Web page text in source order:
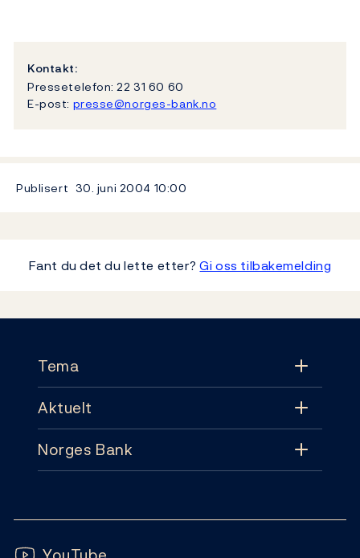
Kontakt:
Pressetelefon: 22 31 60 60
E-post: presse@norges-bank.no
Publisert 30. juni 2004 10:00
Fant du det du lette etter?Gi oss tilbakemelding
Tema
Tema
Pengepolitikk
Aktuelt
Aktuelt
Norges Bank
Abonnement
Følg oss: